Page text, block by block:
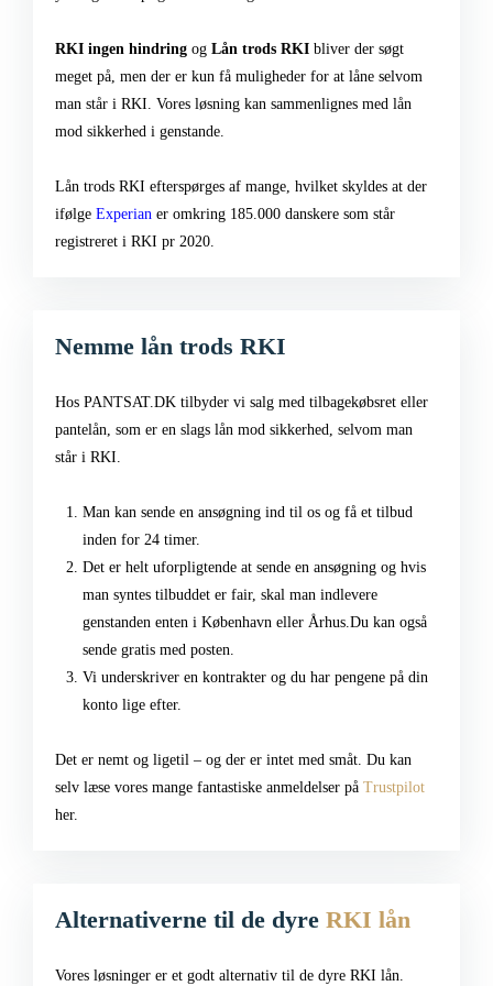
RKI ingen hindring og Lån trods RKI bliver der søgt
meget på, men der er kun få muligheder for at låne selvom
man står i RKI. Vores løsning kan sammenlignes med lån
mod sikkerhed i genstande.
Lån trods RKI efterspørges af mange, hvilket skyldes at der
ifølge Experian er omkring 185.000 danskere som står
registreret i RKI pr 2020.
Nemme lån trods RKI
Hos PANTSAT.DK tilbyder vi salg med tilbagekøbsret eller
pantelån, som er en slags lån mod sikkerhed, selvom man
står i RKI.
Man kan sende en ansøgning ind til os og få et tilbud
inden for 24 timer.
Det er helt uforpligtende at sende en ansøgning og hvis
man syntes tilbuddet er fair, skal man indlevere
genstanden enten i København eller Århus.Du kan også
sende gratis med posten.
Vi underskriver en kontrakter og du har pengene på din
konto lige efter.
Det er nemt og ligetil – og der er intet med småt. Du kan
selv læse vores mange fantastiske anmeldelser på Trustpilot
her.
Alternativerne til de dyre RKI lån
Vores løsninger er et godt alternativ til de dyre RKI lån.